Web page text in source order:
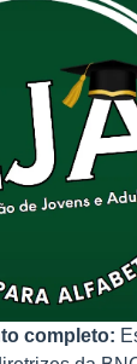
completo: